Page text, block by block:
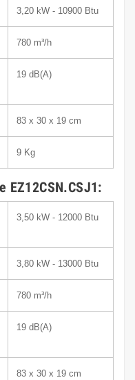
3,20 kW - 10900 Btu
780 m³/h
19 dB(A)
83 x 30 x 19 cm
9 Kg
3,50 kW - 12000 Btu
3,80 kW - 13000 Btu
780 m³/h
19 dB(A)
83 x 30 x 19 cm